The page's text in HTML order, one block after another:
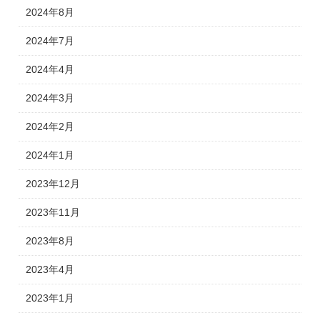
2024年8月
2024年7月
2024年4月
2024年3月
2024年2月
2024年1月
2023年12月
2023年11月
2023年8月
2023年4月
2023年1月